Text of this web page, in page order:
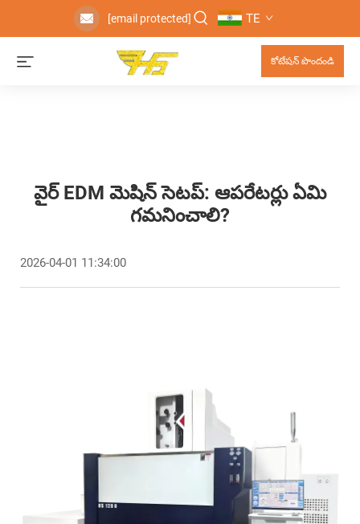
[email protected] TE
కోటేషన్ పొందండి
వైర్ EDM మెషిన్ సెటప్: ఆపరేటర్లు ఏమి
గమనించాలి?
2026-04-01 11:34:00